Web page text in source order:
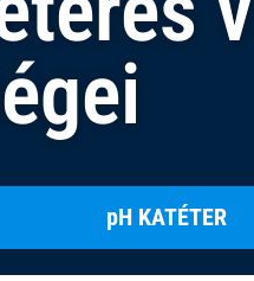
pH KATÉTER